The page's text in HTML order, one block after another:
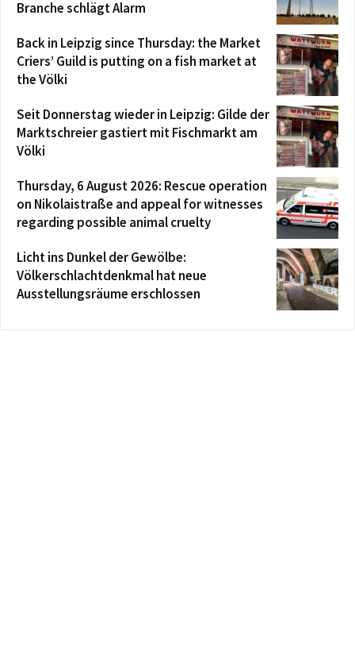
Branche schlägt Alarm
Back in Leipzig since Thursday: the Market
Criers’ Guild is putting on a fish market at
the Völki
Seit Donnerstag wieder in Leipzig: Gilde der
Marktschreier gastiert mit Fischmarkt am
Völki
Thursday, 6 August 2026: Rescue operation
on Nikolaistraße and appeal for witnesses
regarding possible animal cruelty
Licht ins Dunkel der Gewölbe:
Völkerschlachtdenkmal hat neue
Ausstellungsräume erschlossen